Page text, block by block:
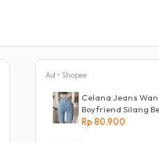
Ad • Shopee
Celana Jeans
Boyfriend Silang
Rp 80.900